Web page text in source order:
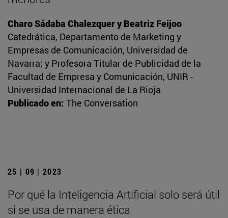
Charo Sádaba Chalezquer y Beatriz Feijoo
Catedrática, Departamento de Marketing y
Empresas de Comunicación, Universidad de
Navarra; y Profesora Titular de Publicidad de la
Facultad de Empresa y Comunicación, UNIR -
Universidad Internacional de La Rioja
Publicado en: The Conversation
25 | 09 | 2023
Por qué la Inteligencia Artificial solo será útil
si se usa de manera ética